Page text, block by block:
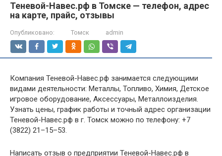
Теневой-Навес.рф в Томске — телефон, адрес
на карте, прайс, отзывы
Опубликовано: Томск admin
Компания Теневой-Навес.рф занимается следующими
видами деятельности: Металлы, Топливо, Химия, Детское
игровое оборудование, Аксессуары, Металлоизделия.
Узнать цены, график работы и точный адрес организации
Теневой-Навес.рф в г. Томск можно по телефону: +7
(3822) 21–15–53.
Написать отзыв о предприятии Теневой-Навес.рф в